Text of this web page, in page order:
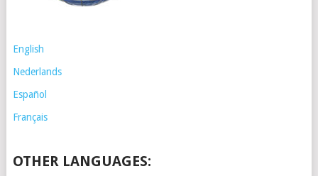
English
Nederlands
Español
Français
OTHER LANGUAGES: